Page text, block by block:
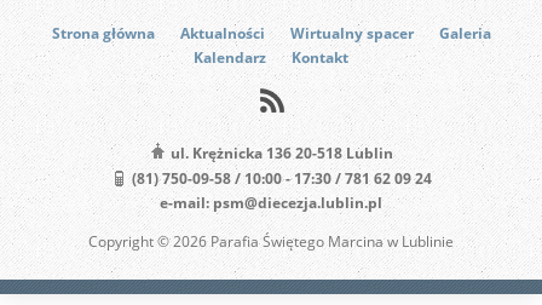
Strona główna Aktualności Wirtualny spacer
Galeria
Kalendarz
Kontakt
ul. Krężnicka 136 20-518 Lublin
(81) 750-09-58 / 10:00 - 17:30 / 781 62 09 24
e-mail: psm@diecezja.lublin.pl
Copyright © 2026 Parafia Świętego Marcina w Lublinie